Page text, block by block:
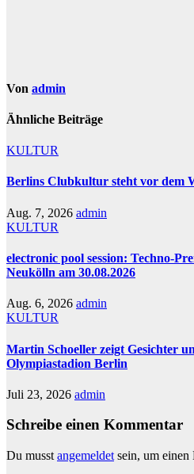
Von admin
Ähnliche Beiträge
KULTUR
Berlins Clubkultur steht vor dem
Aug. 7, 2026 admin
KULTUR
electronic pool session: Techno-
Neukölln am 30.08.2026
Aug. 6, 2026 admin
KULTUR
Martin Schoeller zeigt Gesichter
Olympiastadion Berlin
Juli 23, 2026 admin
Schreibe einen Kommentar
Du musst angemeldet sein, um einen